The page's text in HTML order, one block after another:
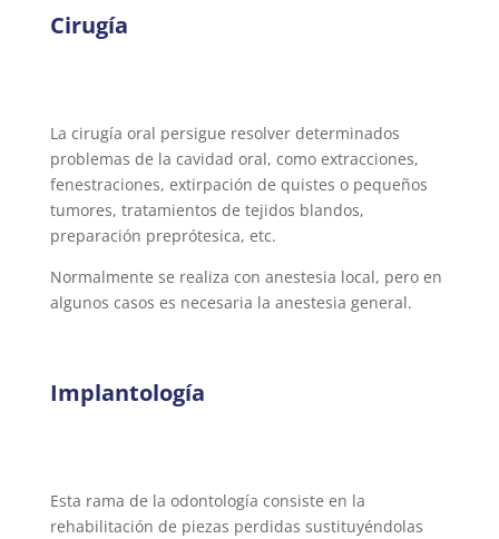
Cirugía
La cirugía oral persigue resolver determinados
problemas de la cavidad oral, como extracciones,
fenestraciones, extirpación de quistes o pequeños
tumores, tratamientos de tejidos blandos,
preparación preprótesica, etc.
Normalmente se realiza con anestesia local, pero en
algunos casos es necesaria la anestesia general.
Implantología
Esta rama de la odontología consiste en la
rehabilitación de piezas perdidas sustituyéndolas